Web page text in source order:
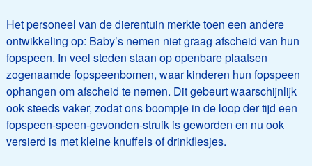
Het personeel van de dierentuin merkte toen een andere
ontwikkeling op: Baby’s nemen niet graag afscheid van hun
fopspeen. In veel steden staan op openbare plaatsen
zogenaamde fopspeenbomen, waar kinderen hun fopspeen
ophangen om afscheid te nemen. Dit gebeurt waarschijnlijk
ook steeds vaker, zodat ons boompje in de loop der tijd een
fopspeen-speen-gevonden-struik is geworden en nu ook
versierd is met kleine knuffels of drinkflesjes.